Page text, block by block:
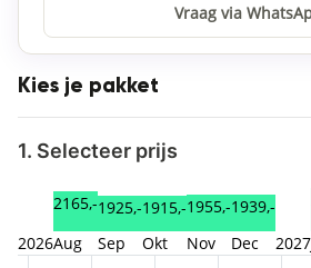
Vraag via
Kies je pakket
1. Selecteer prijs
2026
2165,-
Aug
1925,-
Sep
1915,-
Okt
1955,-
Nov
1939,-
Dec
2027